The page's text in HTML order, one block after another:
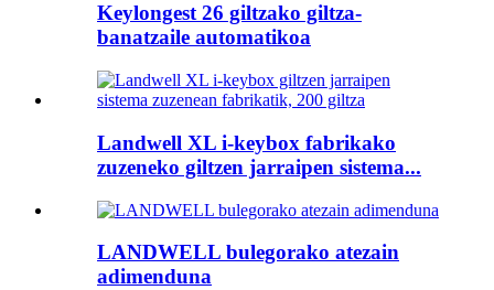
Keylongest 26 giltzako giltza-
banatzaile automatikoa
Landwell XL i-keybox fabrikako
zuzeneko giltzen jarraipen sistema...
LANDWELL bulegorako atezain
adimenduna